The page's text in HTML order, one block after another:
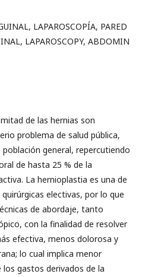
LAPAROSCOPÍA, PARED
LAPAROSCOPY, ABDOMIN
de las hernias son
problema de salud pública,
general, repercutiendo
de hasta 25 % de la
La hernioplastia es una de
electivas, por lo que
de abordaje, tanto
con la finalidad de resolver
efectiva, menos dolorosa y
lo cual implica menor
gastos derivados de la